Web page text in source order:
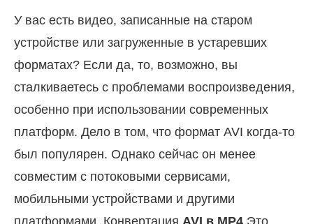
У вас есть видео, записанные на старом
устройстве или загруженные в устаревших
форматах? Если да, то, возможно, вы
сталкиваетесь с проблемами воспроизведения,
особенно при использовании современных
платформ. Дело в том, что формат AVI когда-то
был популярен. Однако сейчас он менее
совместим с потоковыми сервисами,
мобильными устройствами и другими
платформами. Конвертация AVI в MP4 Это